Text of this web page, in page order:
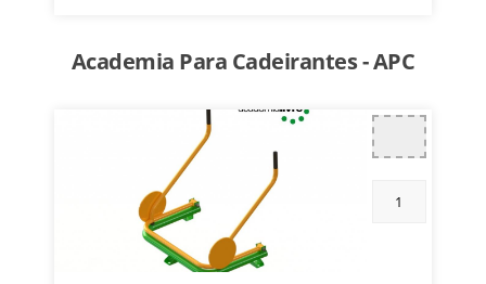
Academia Para Cadeirantes - APC